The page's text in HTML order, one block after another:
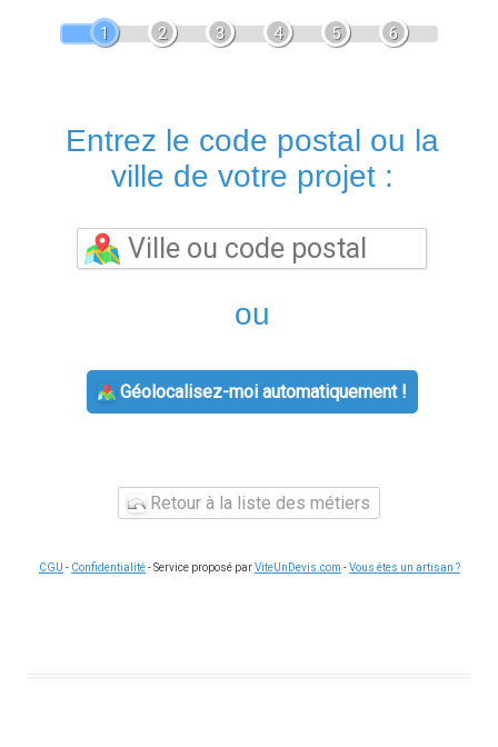
1 2 3 4 5 6
Entrez le code postal ou la
ville de votre projet :
ou
Géolocalisez-moi automatiquement !
Retour à la liste des métiers
CGU - Confidentialité- Service proposé parViteUnDevis.com -Vous êtes un artisan ?